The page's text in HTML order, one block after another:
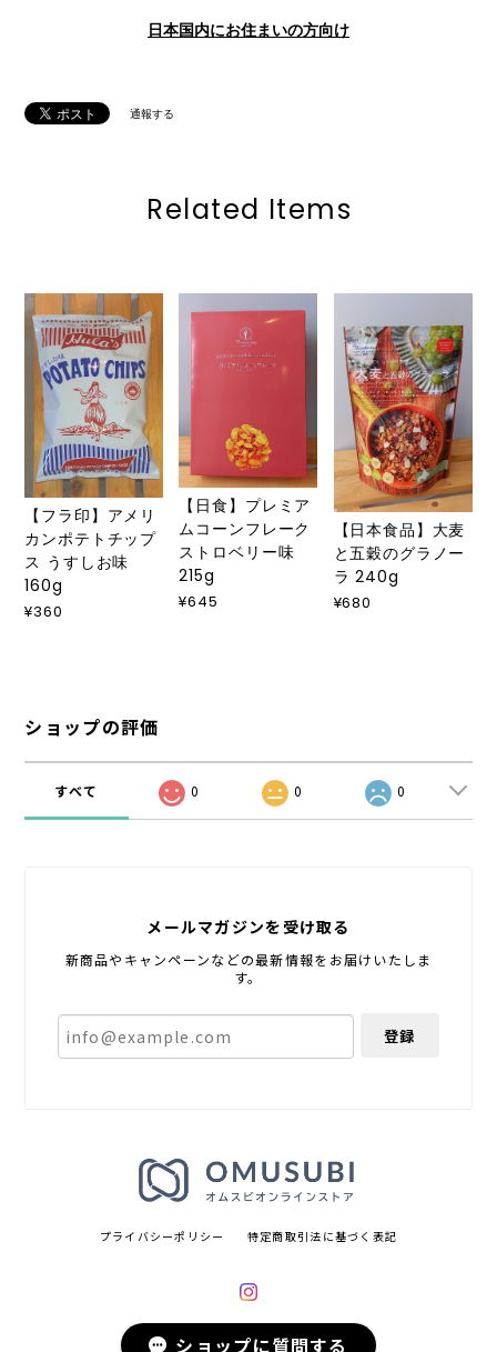
日本国内にお住まいの方向け
通報する
Related Items
【フラ印】アメリ
カンポテトチップ
ス うすしお味
160g
¥360
【日食】プレミア
ムコーンフレーク
ストロベリー味
215g
¥645
【日本食品】大麦
と五穀のグラノー
ラ 240g
¥680
ショップの評価
すべて 0 0 0
メールマガジンを受け取る
新商品やキャンペーンなどの最新情報をお届けいたしま
す。
登録
プライバシーポリシー 特定商取引法に基づく表記
© オムスビ オンラインストア All rights reserved.
ショップに質問する